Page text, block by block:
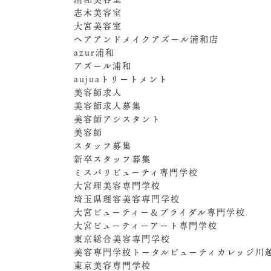
志木美容室
大宮美容室
ヘアアンドメイクアズール浦和店
azur浦和
アズール浦和
aujuaトリートメント
美容師求人
美容師求人募集
美容師アシスタント
美容師
スタッフ募集
新卒スタッフ募集
ミスパリビューティ専門学校
大宮理美容専門学校
埼玉県理容美容専門学校
大宮ビューティー＆ブライダル専門学校
大宮ビューティーアート専門学校
東京総合美容専門学校
美容専門学校トータルビューティカレッジ川
東京美容専門学校